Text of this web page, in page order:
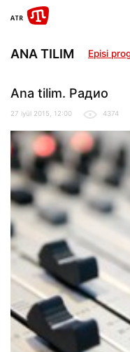
ANA TILIM Episi
Ana tilim. Радио
27 iyül 2015, 12:00 4374